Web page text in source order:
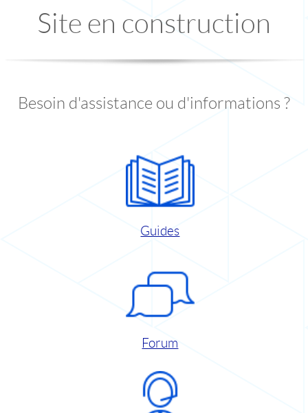
Site en construction
Besoin d'assistance ou d'informations ?
Guides
Forum